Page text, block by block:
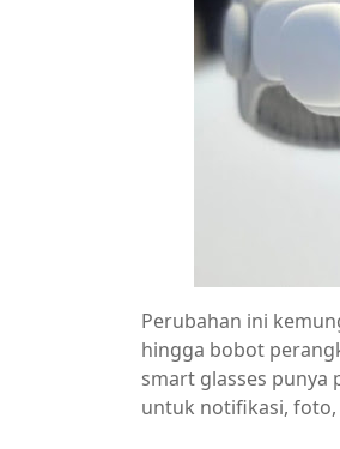
Perubahan ini
hingga bobot
smart glasses punya
untuk notifikasi, foto,